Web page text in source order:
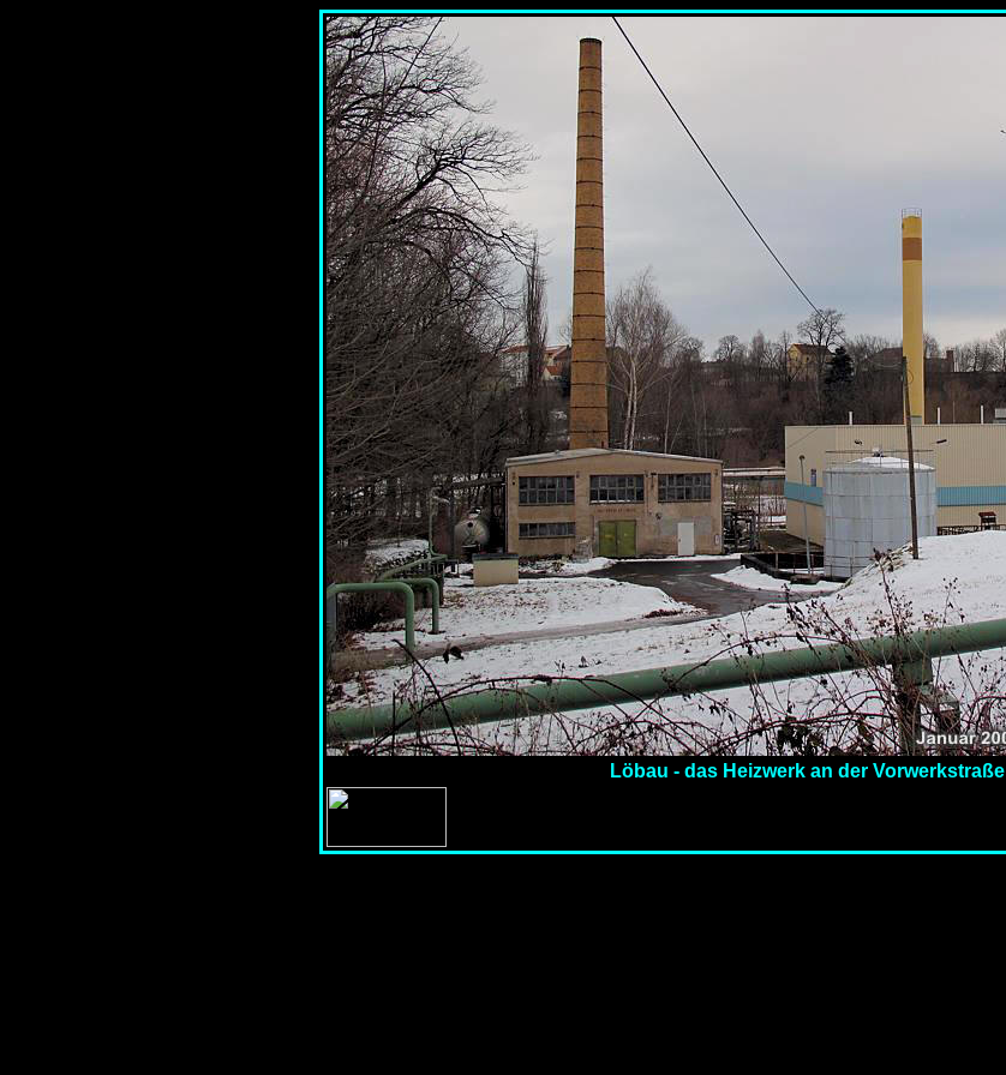
Löbau - das Heizwerk an der Vorwerkstraße